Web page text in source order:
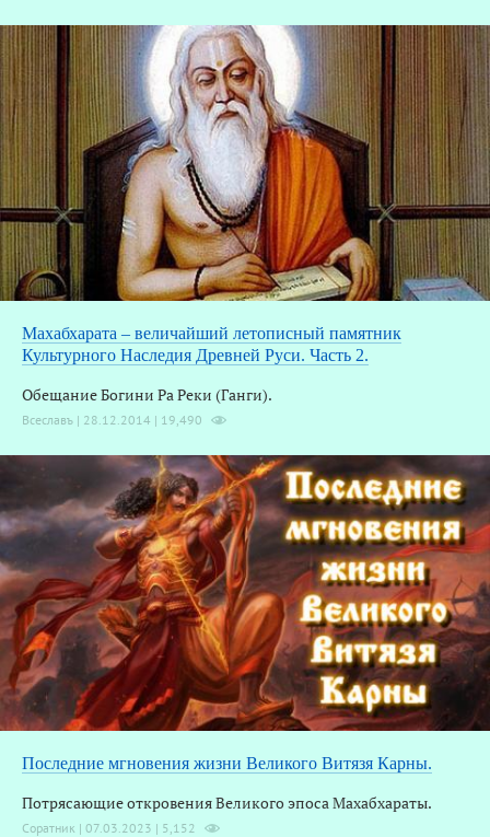
Махабхарата – величайший летописный памятник
Культурного Наследия Древней Руси. Часть 2.
Обещание Богини Ра Реки (Ганги).
Всеславъ | 28.12.2014 | 19,490
Последние мгновения жизни Великого Витязя Карны.
Потрясающие откровения Великого эпоса Махабхараты.
Соратник | 07.03.2023 | 5,152